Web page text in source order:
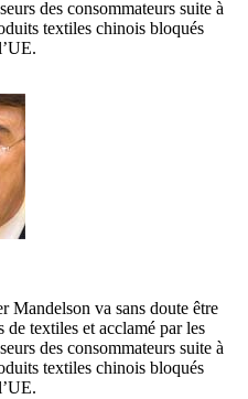
des consommateurs suite à
textiles chinois bloqués
Mandelson va sans doute être
textiles et acclamé par les
des consommateurs suite à
textiles chinois bloqués